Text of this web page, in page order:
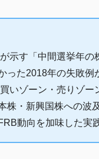
示す「中間選挙年
った2018年の失敗
いゾーン・売りゾー
株・新興国株への波
動向を加味した実